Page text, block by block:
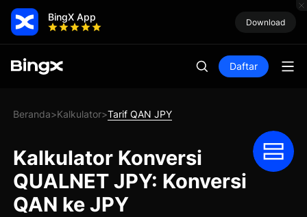
BingX App Download
Daftar
Beranda>Kalkulator>Tarif QAN JPY
Kalkulator Konversi
QUALNET JPY: Konversi
QAN ke JPY